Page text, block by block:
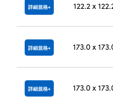
詳細規格 122.2 x
詳細規格 173.0 x
詳細規格 173.0 x